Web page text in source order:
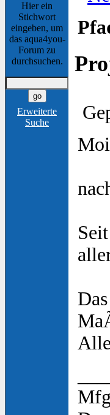
Hier ein
Stichwort
eingeben, um
das aqua4you-
Forum zu
durchsuchen.
Erweiterte
Suche
Mfg